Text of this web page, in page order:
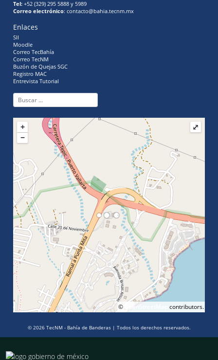
Tel: +52 (329) 295 5888 y 5989
Correo electrónico: contacto@bahia.tecnm.mx
Enlaces
SII
Moodle
Correo TecBahía
Correo TecNM
Buzón de Quejas SGC
Registro MAC
Entrevista Tutorial
+
−
© OpenStreetMap contributors.
⤢
© 2026 TecNM - Bahía de Banderas | Todos los derechos reservados.